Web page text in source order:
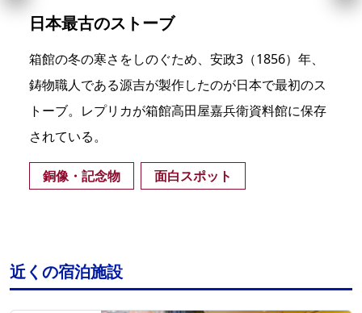
日本最古のストーブ
箱館の冬の寒さをしのぐため、安政3（1856）年、
鋳物職人である源吉が製作したのが日本で最初のス
トーブ。レプリカが箱館高田屋嘉兵衛資料館に保存
されている。
銅像・記念物 面白スポット
近くの宿泊施設